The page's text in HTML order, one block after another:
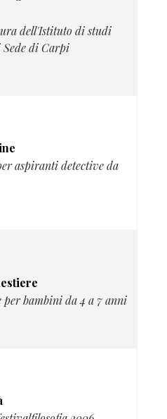
dell'Istituto di studi
di Carpi
aspiranti detective da
bambini da 4 a 7 anni